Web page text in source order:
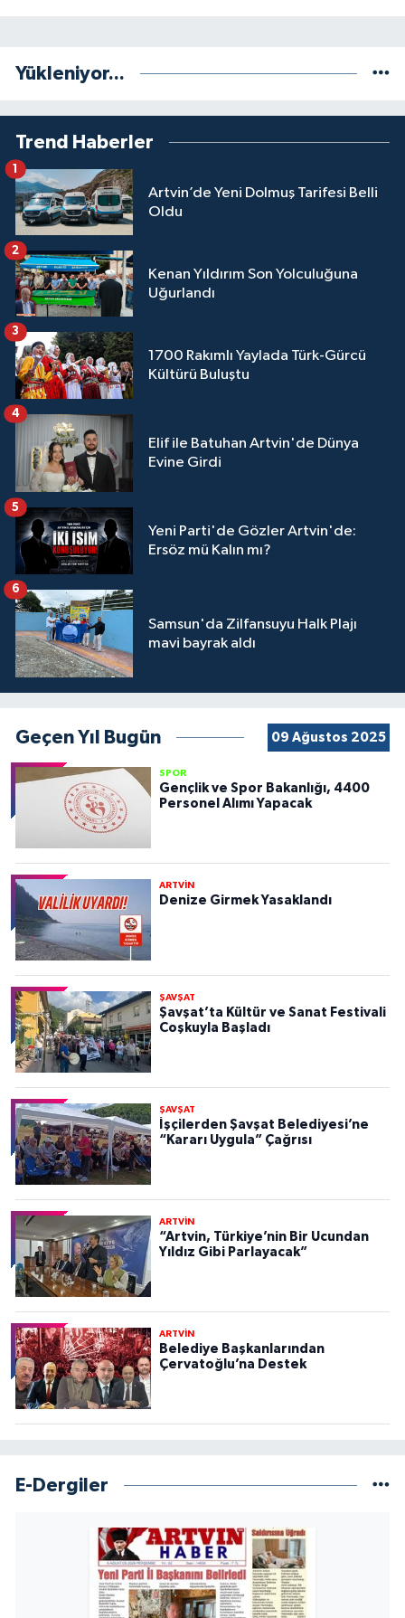
Yükleniyor...
Trend Haberler
Artvin’de Yeni Dolmuş Tarifesi Belli
Oldu
1
Kenan Yıldırım Son Yolculuğuna
Uğurlandı
2
1700 Rakımlı Yaylada Türk-Gürcü
Kültürü Buluştu
3
Elif ile Batuhan Artvin'de Dünya
Evine Girdi
4
Yeni Parti'de Gözler Artvin'de:
Ersöz mü Kalın mı?
5
Samsun'da Zilfansuyu Halk Plajı
mavi bayrak aldı
6
Geçen Yıl Bugün 09 Ağustos 2025
SPOR
Gençlik ve Spor Bakanlığı, 4400
Personel Alımı Yapacak
ARTVİN
Denize Girmek Yasaklandı
ŞAVŞAT
Şavşat’ta Kültür ve Sanat Festivali
Coşkuyla Başladı
ŞAVŞAT
İşçilerden Şavşat Belediyesi’ne
“Kararı Uygula” Çağrısı
ARTVİN
“Artvin, Türkiye’nin Bir Ucundan
Yıldız Gibi Parlayacak”
ARTVİN
Belediye Başkanlarından
Çervatoğlu’na Destek
E-Dergiler